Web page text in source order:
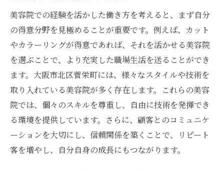
美容院での経験を活かした働き方を考えると、まず自分
の得意分野を見極めることが重要です。例えば、カット
やカラーリングが得意であれば、それを活かせる美容院
を選ぶことで、より充実した職場生活を送ることができ
ます。大阪市北区菅栄町には、様々なスタイルや技術を
取り入れている美容院が多く存在します。これらの美容
院では、個々のスキルを尊重し、自由に技術を発揮でき
る環境を提供しています。さらに、顧客とのコミュニケ
ーションを大切にし、信頼関係を築くことで、リピート
客を増やし、自分自身の成長にもつながります。